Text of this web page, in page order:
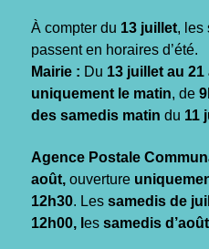
À compter du 13 juillet, les
passent en horaires d’été.
Mairie : Du 13 juillet au 21
uniquement le matin, de
des samedis matin du 11
Agence Postale
août, ouverture
12h30. Les samedis de
12h00, l es samedis d’août